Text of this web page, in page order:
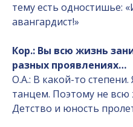
тему есть одностишье:
авангардист!»
Кор.: Вы всю жизнь
разных проявлениях…
О.А.: В какой-то степени.
танцем. Поэтому не всю
Детство и юность